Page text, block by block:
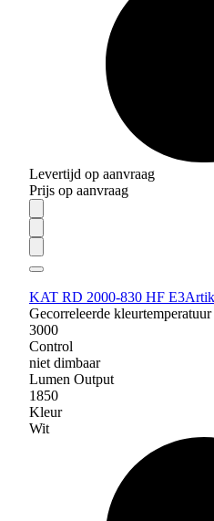
Levertijd op aanvraag
Prijs op aanvraag
KAT RD 2000-830 HF E3
Gecorreleerde kleurtemperatuur
3000
Control
niet dimbaar
Lumen Output
1850
Kleur
Wit